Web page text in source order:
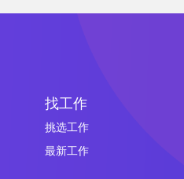
找工作
挑选工作
最新工作